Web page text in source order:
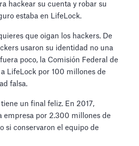
hackear su cuenta y robar su
estaba en LifeLock.
que oigan los hackers. De
usaron su identidad no una
poco, la Comisión Federal de
LifeLock por 100 millones de
falsa.
un final feliz. En 2017,
empresa por 2.300 millones de
si conservaron el equipo de